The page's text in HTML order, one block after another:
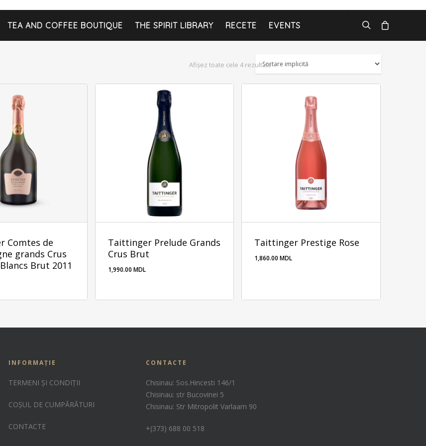
TEA AND COFFEE BOUTIQUE THE SPIRIT LIBRARY RECETE EVENTS
Afișez toate cele 4 rezultate
Comtes de
grands Crus
Brut 2011
Taittinger Prelude Grands
Crus Brut
1,990.00 MDL
Taittinger Prestige Rose
1,860.00MDL
INFORMAȚIE
TERMENI ȘI CONDIȚII
COȘUL DE CUMPĂRĂTURI
CONTACTE
CONTACTE
Chisinau: Sos.Hincesti 146/1
Chisinau: str Bucovinei 5
Chisinau: Str Mitropolit Varlaam 90
+(373) 688 00 518